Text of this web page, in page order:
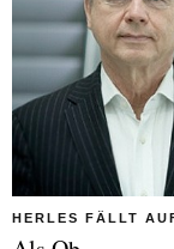
HERLES FÄLLT